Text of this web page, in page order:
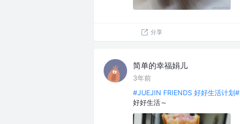
分享
简单的幸福娟儿
3年前
#JUEJIN FRIENDS 好好生活计划#
好好生活～